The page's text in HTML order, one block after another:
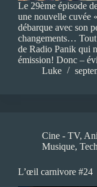
Le 29ème épisode
une nouvelle cuvée
débarque avec son
changements… Tout
de Radio Panik qui
émission! Donc –
Luke
Cine - TV,
Musique, Tech
L’œil carnivore #24